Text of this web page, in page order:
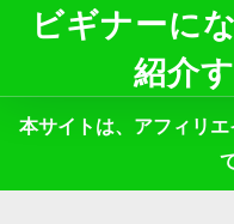
ビギナーに
紹介
本サイトは、アフィリ